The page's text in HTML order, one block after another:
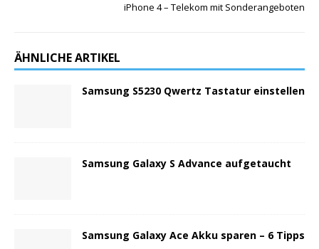
iPhone 4 – Telekom mit Sonderangeboten
ÄHNLICHE ARTIKEL
Samsung S5230 Qwertz Tastatur einstellen
Samsung Galaxy S Advance aufgetaucht
Samsung Galaxy Ace Akku sparen – 6 Tipps